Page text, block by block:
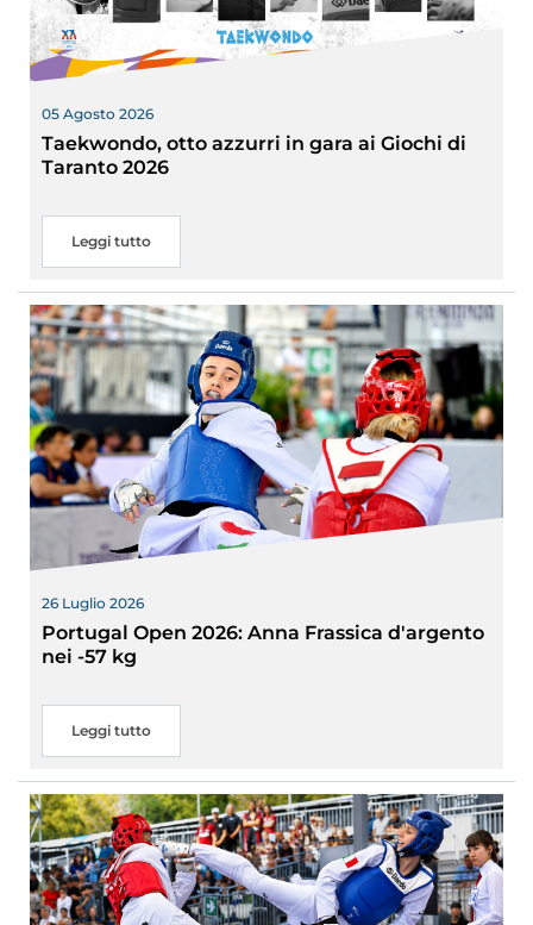
05 Agosto 2026
Taekwondo, otto azzurri in gara ai Giochi di
Taranto 2026
Leggi tutto
26 Luglio 2026
Portugal Open 2026: Anna Frassica d'argento
nei -57 kg
Leggi tutto